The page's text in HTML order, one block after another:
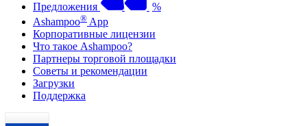
Предложения
%
Ashampoo® App
Корпоративные лицензии
Что такое Ashampoo?
Партнеры торговой площадки
Советы и рекомендации
Загрузки
Поддержка